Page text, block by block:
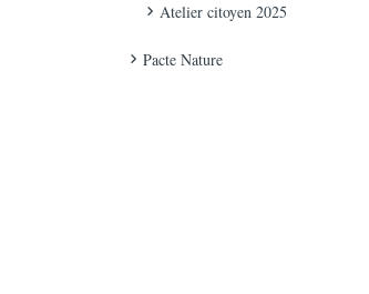
Atelier citoyen 2025
Pacte Nature